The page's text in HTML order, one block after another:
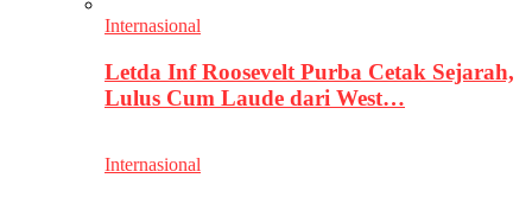
Internasional
Letda Inf Roosevelt Purba Cetak Sejarah,
Lulus Cum Laude dari West…
Internasional